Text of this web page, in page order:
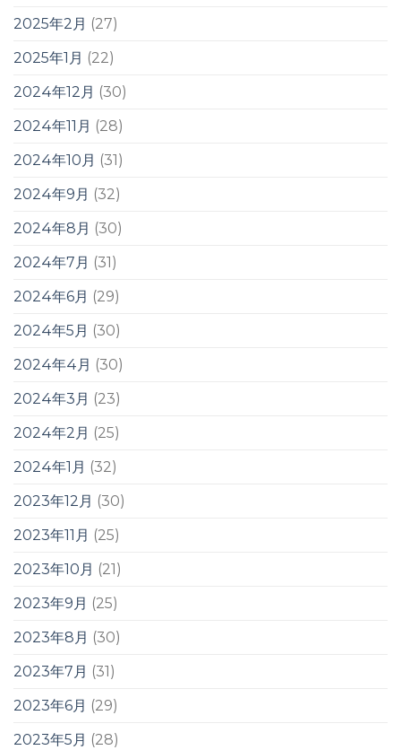
2025年2月 (27)
2025年1月 (22)
2024年12月 (30)
2024年11月 (28)
2024年10月 (31)
2024年9月 (32)
2024年8月 (30)
2024年7月 (31)
2024年6月 (29)
2024年5月 (30)
2024年4月 (30)
2024年3月 (23)
2024年2月 (25)
2024年1月 (32)
2023年12月 (30)
2023年11月 (25)
2023年10月 (21)
2023年9月 (25)
2023年8月 (30)
2023年7月 (31)
2023年6月 (29)
2023年5月 (28)